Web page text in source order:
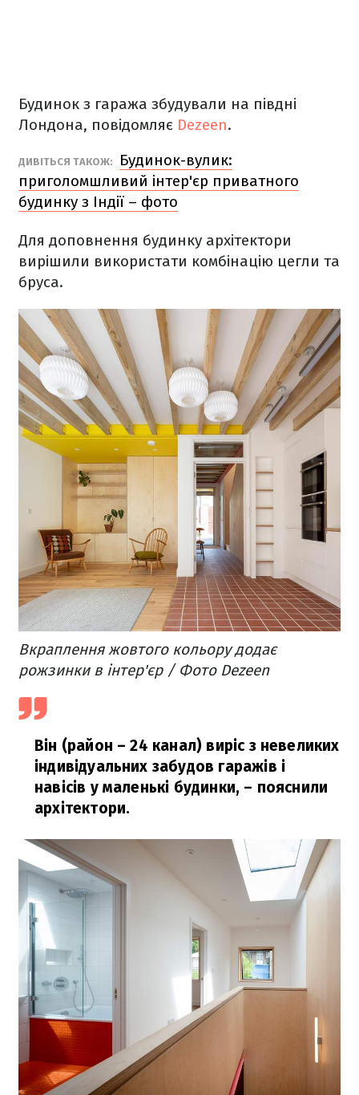
Будинок з гаража збудували на півдні
Лондона, повідомляє Dezeen.
ДИВІТЬСЯ ТАКОЖ:
Будинок-вулик:
приголомшливий інтер'єр приватного
будинку з Індії – фото
Для доповнення будинку архітектори
вирішили використати комбінацію цегли та
бруса.
Вкраплення жовтого кольору додає
рожзинки в інтер'єр / Фото Dezeen
Він (район – 24 канал) виріс з невеликих
індивідуальних забудов гаражів і
навісів у маленькі будинки, – пояснили
архітектори.